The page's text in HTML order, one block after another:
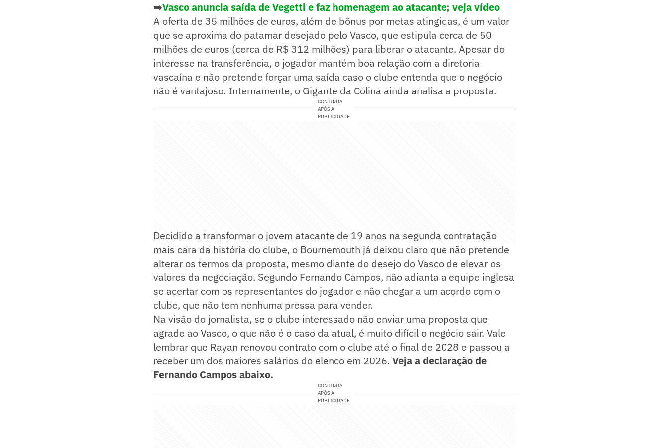
➡️Vasco anuncia saída de Vegetti e faz homenagem ao atacante; veja vídeo
A oferta de 35 milhões de euros, além de bônus por metas atingidas, é um valor
que se aproxima do patamar desejado pelo Vasco, que estipula cerca de 50
milhões de euros (cerca de R$ 312 milhões) para liberar o atacante. Apesar do
interesse na transferência, o jogador mantém boa relação com a diretoria
vascaína e não pretende forçar uma saída caso o clube entenda que o negócio
não é vantajoso. Internamente, o Gigante da Colina ainda analisa a proposta.
CONTINUA
APÓS A
PUBLICIDADE
Decidido a transformar o jovem atacante de 19 anos na segunda contratação
mais cara da história do clube, o Bournemouth já deixou claro que não pretende
alterar os termos da proposta, mesmo diante do desejo do Vasco de elevar os
valores da negociação. Segundo Fernando Campos, não adianta a equipe inglesa
se acertar com os representantes do jogador e não chegar a um acordo com o
clube, que não tem nenhuma pressa para vender.
Na visão do jornalista, se o clube interessado não enviar uma proposta que
agrade ao Vasco, o que não é o caso da atual, é muito difícil o negócio sair. Vale
lembrar que Rayan renovou contrato com o clube até o final de 2028 e passou a
receber um dos maiores salários do elenco em 2026. Veja a declaração de
Fernando Campos abaixo.
CONTINUA
APÓS A
PUBLICIDADE